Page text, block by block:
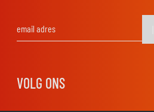
VOLG ONS